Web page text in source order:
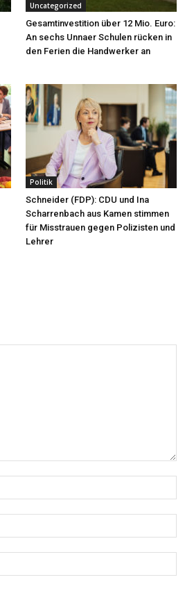
Uncategorized
Gesamtinvestition über 12 Mio. Euro:
An sechs Unnaer Schulen rücken in
den Ferien die Handwerker an
Politik
Schneider (FDP): CDU und Ina
Scharrenbach aus Kamen stimmen
für Misstrauen gegen Polizisten und
Lehrer